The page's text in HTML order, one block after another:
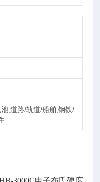
,道路/轨道/船舶,钢铁/